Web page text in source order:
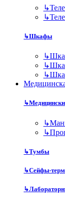
↳
↳
↳Шкафы
↳
↳
↳
↳
↳
↳
↳Тумбы
↳Сейфы-
↳